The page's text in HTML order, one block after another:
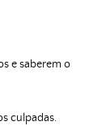
e saberem o
culpadas.